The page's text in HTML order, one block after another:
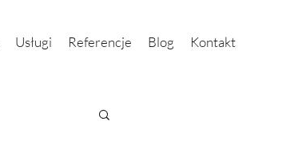
Usługi Referencje Blog Kontakt